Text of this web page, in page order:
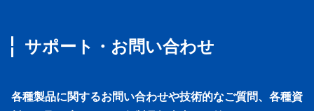
サポート・お問い合わせ
各種製品に関するお問い合わせや技術的なご質問、各種資